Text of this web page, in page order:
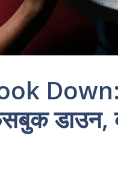
Down:
डाउन,